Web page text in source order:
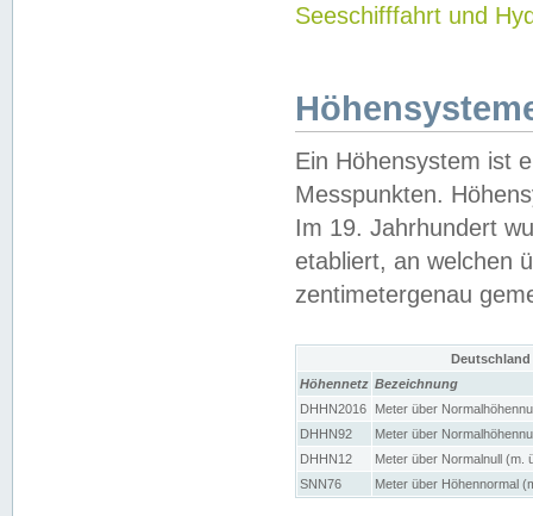
Seeschifffahrt und
Ein Höhensystem ist
Messpunkten.
Im 19. Jahrhundert
etabliert, an welchen
zentimetergenau
Höhennetz Bezeichnung
DHHN2016
Meter über
DHHN92
Meter über
DHHN12
Meter über Normalnull (m.
SNN76
Meter über Höhennormal